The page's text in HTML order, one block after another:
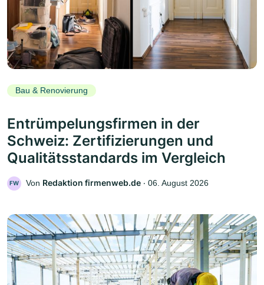
Bau & Renovierung
Entrümpelungsfirmen in der
Schweiz: Zertifizierungen und
Qualitätsstandards im Vergleich
FW Von Redaktion firmenweb.de ‧ 06. August 2026